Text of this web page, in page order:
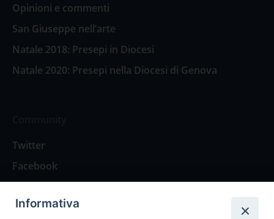
Opinioni e commenti
San Giuseppe nell’arte
Natale 2018: Presepi in Diocesi
Natale 2020: Presepi nella Diocesi di Genova
Twitter
Facebook
Spazio Lettori
Informativa